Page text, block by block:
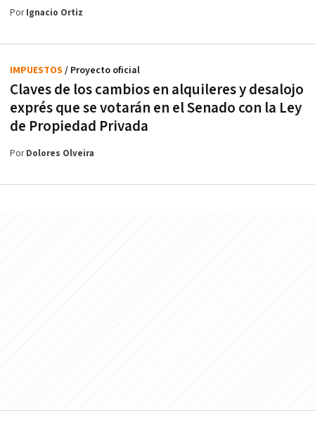
PorIgnacio Ortiz
Claves de los cambios en alquileres y desalojo
exprés que se votarán en el Senado con la Ley
de Propiedad Privada
IMPUESTOS / Proyecto oficial
PorDolores Olveira